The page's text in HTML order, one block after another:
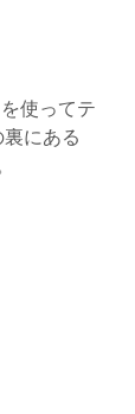
使ってテ
にある